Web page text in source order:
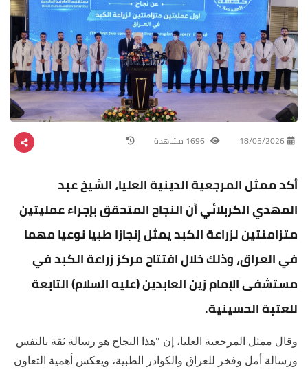
18/05/2026
أكد ممثل المرجعية الدينية العليا، الشيخ عبد
المهدي الكربلائي أن النجاح المتحقق بإجراء عمليتين
متزامنتين لزراعة الكبد يمثل إنجازا طبيا نوعيا مهما
في العراق، وذلك خلال افتتاح مركز زراعة الكبد في
مستشفى الإمام زين العابدين (عليه السلام) التابعة
للعتبة الحسينية.
وقال ممثل المرجعية العليا، إن "هذا النجاح هو رسالة ثقة بالنفس
ورسالة أمل وفخر للعراق والكوادر الطبية، ويعكس أهمية التعاون